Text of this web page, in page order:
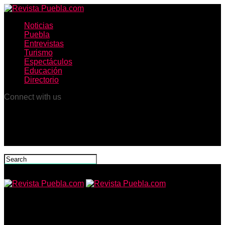
Noticias
Puebla
Entrevistas
Turismo
Espectáculos
Educación
Directorio
Connect with us